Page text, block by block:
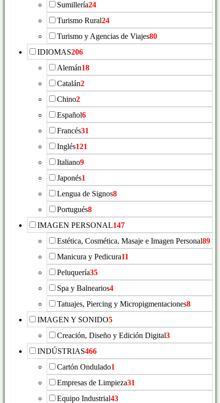
Sumillería24
Turismo Rural24
Turismo y Agencias de Viajes80
IDIOMAS206
Alemán18
Catalán2
Chino2
Español6
Francés31
Inglés121
Italiano9
Japonés1
Lengua de Signos8
Portugués8
IMAGEN PERSONAL147
Estética, Cosmética, Masaje e Imagen Personal89
Manicura y Pedicura11
Peluquería35
Spa y Balnearios4
Tatuajes, Piercing y Micropigmentaciones8
IMAGEN Y SONIDO5
Creación, Diseño y Edición Digital3
INDÚSTRIAS466
Cartón Ondulado1
Empresas de Limpieza31
Equipo Industrial43